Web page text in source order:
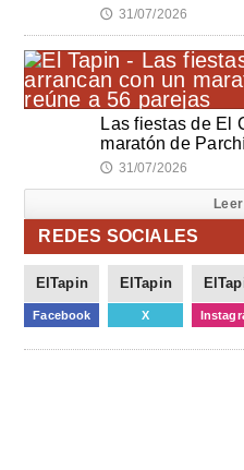
🕔 31/07/2026
Las fiestas de El
maratón de
🕔 31/07/2026
REDES SOCIALES
ElTapin
Facebook
ElTapin
X